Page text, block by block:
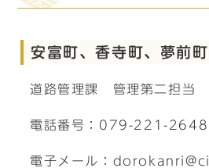
安富町、香寺町、夢前
道路管理課 管理第二担当
電話番号：079-221-2648
電子メール：